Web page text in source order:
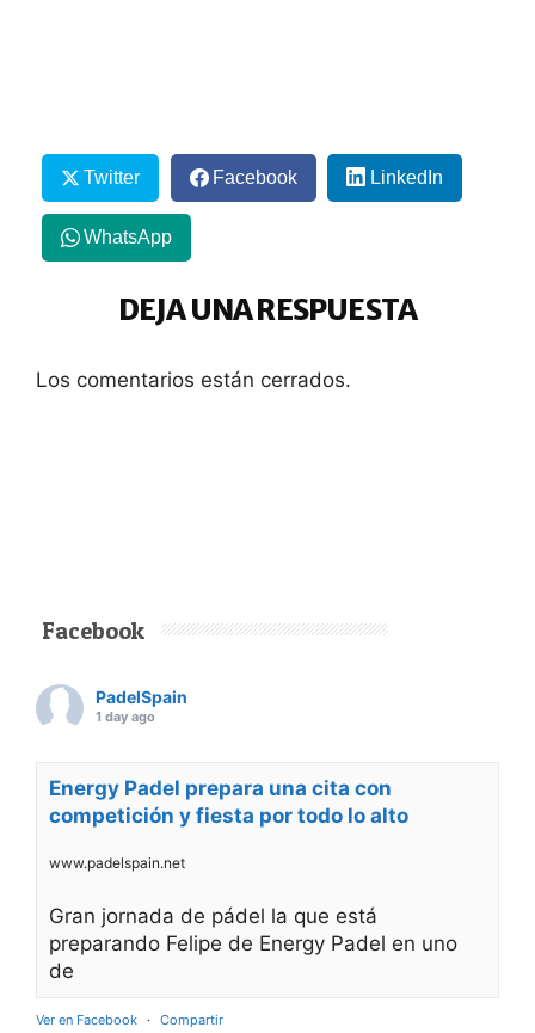
Twitter Facebook LinkedIn
WhatsApp
DEJA UNA RESPUESTA
Los comentarios están cerrados.
Facebook
PadelSpain
1 day ago
Energy Padel prepara una cita con
competición y fiesta por todo lo alto
www.padelspain.net
Gran jornada de pádel la que está
preparando Felipe de Energy Padel en uno
de
Ver en Facebook · Compartir